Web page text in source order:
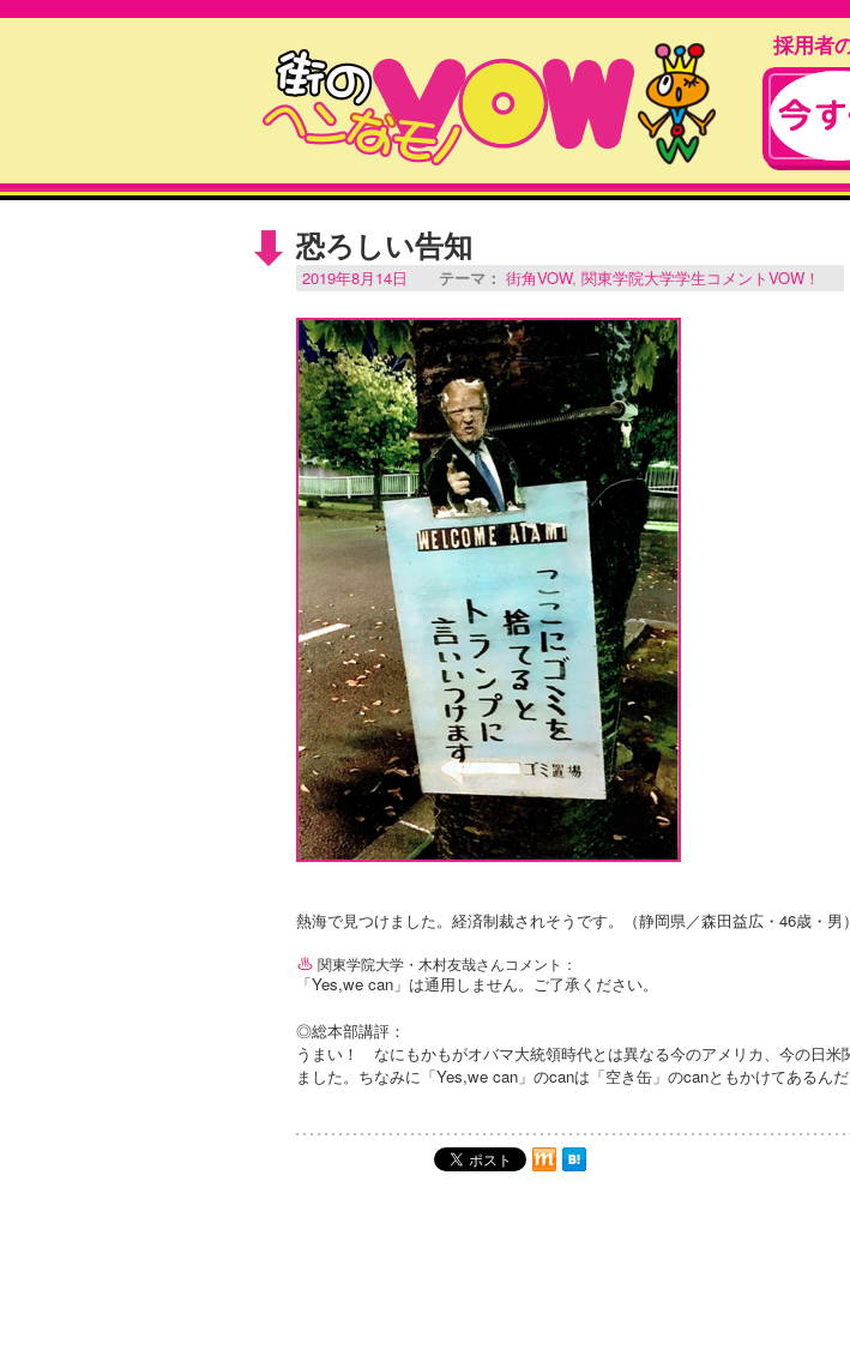
採用者
恐ろしい告知
2019年8月14日 テーマ： 街角VOW, 関東学院大学学生コメントVOW！
熱海で見つけました。経済制裁されそうです。（静岡県／森田益広・46歳・男）
関東学院大学・木村友哉さんコメント：
「Yes,we can」は通用しません。ご了承ください。
◎総本部講評：
うまい！ なにもかもがオバマ大統領時代とは異なる今のアメリカ、今の日米
ました。ちなみに「Yes,we can」のcanは「空き缶」のcanともかけてあるんだ